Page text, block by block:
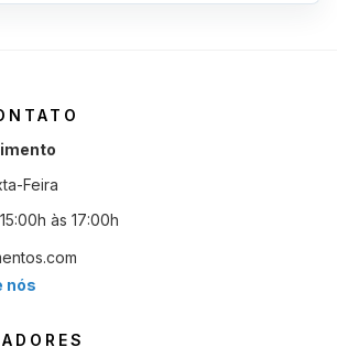
Feira
às 17:00h
nós